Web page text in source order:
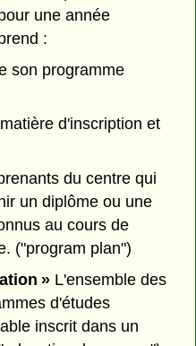
une année
:
son programme
d'inscription et
du centre qui
un diplôme ou une
au cours de
("program plan")
»L'ensemble des
d'études
inscrit dans un